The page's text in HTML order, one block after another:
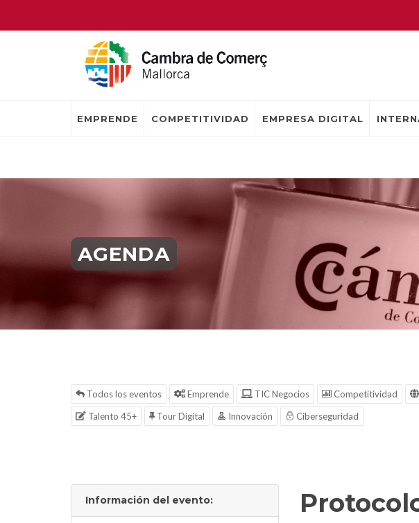
EMPRENDE COMPETITIVIDAD EMPRESA DIGITAL
AGENDA
Todos los eventos Emprende TIC Negocios Competitividad
Talento 45+
Tour Digital Innovación Ciberseguridad
Información del evento: